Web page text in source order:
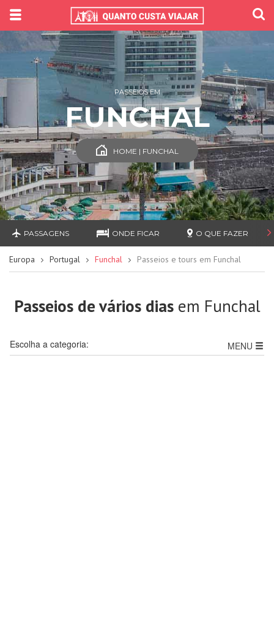
PASSEIOS EM
FUNCHAL
HOME | FUNCHAL
PASSAGENS ONDE FICAR O QUE FAZER
Europa Portugal Funchal Passeios e tours em Funchal
Passeios de vários diasem Funchal
MENU
Escolha a categoria: